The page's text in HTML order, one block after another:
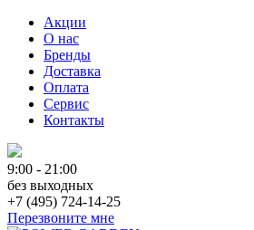
Акции
О нас
Бренды
Доставка
Оплата
Сервис
Контакты
9:00 - 21:00
без выходных
+7 (495) 724-14-25
Перезвоните мне